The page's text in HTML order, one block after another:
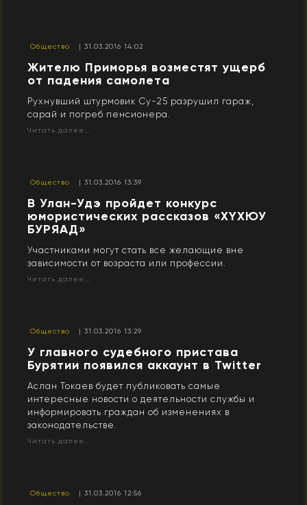
Общество | 31.03.2016 14:02
Жителю Приморья возместят ущерб
от падения самолета
Рухнувший штурмовик Су-25 разрушил гараж,
сарай и погреб пенсионера.
Читать далее...
Общество | 31.03.2016 13:39
В Улан-Удэ пройдет конкурс
юмористических рассказов «ХYXЮУ
БУРЯАД»
Участниками могут стать все желающие вне
зависимости от возраста или профессии.
Читать далее...
Общество | 31.03.2016 13:29
У главного судебного пристава
Бурятии появился аккаунт в Twitter
Аслан Токаев будет публиковать самые
интересные новости о деятельности службы и
информировать граждан об изменениях в
законодательстве.
Читать далее...
Общество | 31.03.2016 12:56